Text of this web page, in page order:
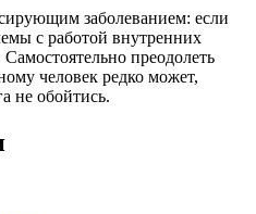
заболеванием: если
с работой внутренних
преодолеть
человек редко может,
не обойтись.